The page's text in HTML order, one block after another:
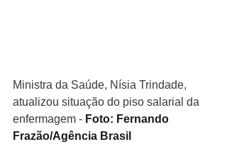
Ministra da Saúde, Nísia Trindade,
atualizou situação do piso salarial da
enfermagem - Foto: Fernando
Frazão/Agência Brasil